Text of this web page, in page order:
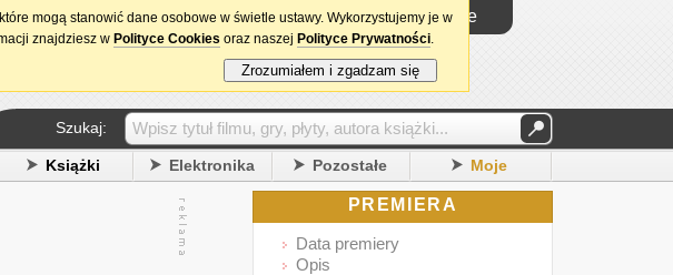
urodziny DataPremiery.pl Logowanie
Szukaj:
Książki Elektronika Pozostałe Moje
PREMIERA
Data premiery
Opis
mogą stanowić dane osobowe w świetle ustawy. Wykorzystujemy je w
znajdziesz w Polityce Cookies oraz naszej Polityce Prywatności.
Zrozumiałem i zgadzam się